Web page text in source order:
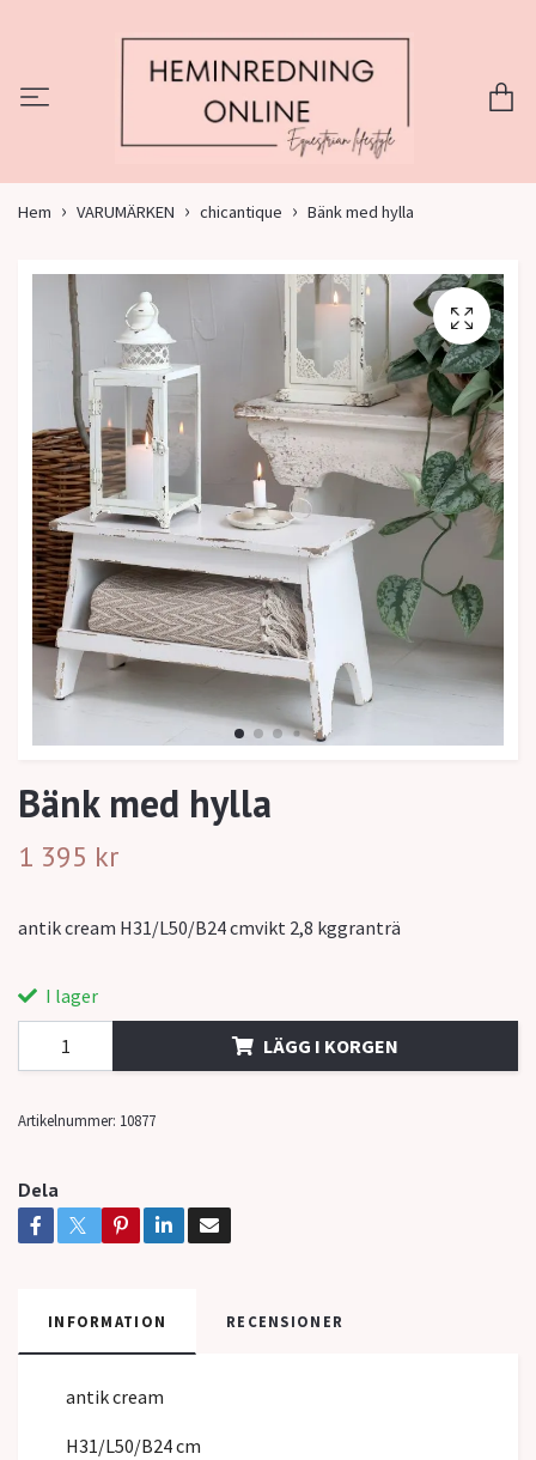
Hem VARUMÄRKEN chicantique Bänk med hylla
Bänk med hylla
1 395 kr
antik cream H31/L50/B24 cmvikt 2,8 kggranträ
I lager
LÄGG I KORGEN
Artikelnummer: 10877
Dela
INFORMATION RECENSIONER
antik cream
H31/L50/B24 cm